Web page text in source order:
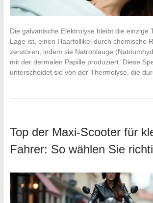
Die galvanische Elektrolyse bleibt die einzige
Lage ist, einen Haarfollikel durch chemische
zerstören, indem sie Natronlauge
mit der dermalen Papille produziert. Diese
unterscheidet sie von der Thermolyse, die
Top der Maxi-Scooter für
Fahrer: So wählen Sie